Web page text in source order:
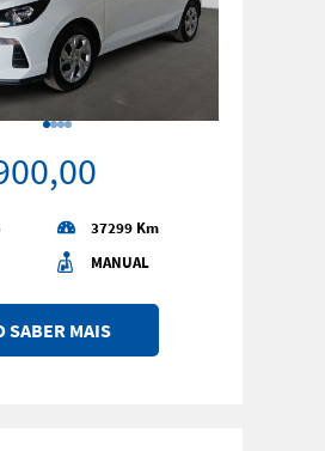
37299 Km
MANUAL
SABER MAIS